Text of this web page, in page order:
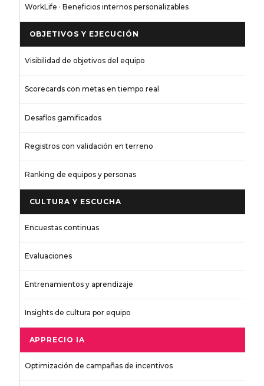
WorkLife · Beneficios internos personalizables
OBJETIVOS Y EJECUCIÓN
Visibilidad de objetivos del equipo
Scorecards con metas en tiempo real
Desafíos gamificados
Registros con validación en terreno
Ranking de equipos y personas
CULTURA Y ESCUCHA
Encuestas continuas
Evaluaciones
Entrenamientos y aprendizaje
Insights de cultura por equipo
APPRECIO IA
Optimización de campañas de incentivos